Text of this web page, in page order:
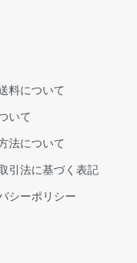
料について
いて
法について
引法に基づく表記
シーポリシー